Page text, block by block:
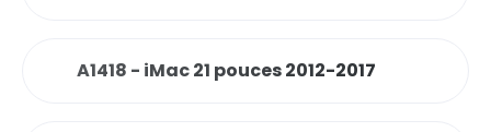
A1418 - iMac 21 pouces 2012-2017